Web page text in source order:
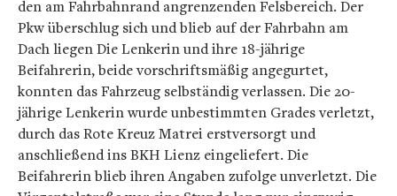
den am Fahrbahnrand angrenzenden Felsbereich. Der
Pkw überschlug sich und blieb auf der Fahrbahn am
Dach liegen Die Lenkerin und ihre 18-jährige
Beifahrerin, beide vorschriftsmäßig angegurtet,
konnten das Fahrzeug selbständig verlassen. Die 20-
jährige Lenkerin wurde unbestimmten Grades verletzt,
durch das Rote Kreuz Matrei erstversorgt und
anschließend ins BKH Lienz eingeliefert. Die
Beifahrerin blieb ihren Angaben zufolge unverletzt. Die